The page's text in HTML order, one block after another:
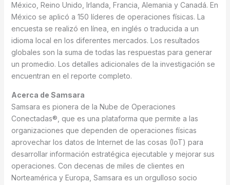
México, Reino Unido, Irlanda, Francia, Alemania y Canadá. En
México se aplicó a 150 líderes de operaciones físicas. La
encuesta se realizó en línea, en inglés o traducida a un
idioma local en los diferentes mercados. Los resultados
globales son la suma de todas las respuestas para generar
un promedio. Los detalles adicionales de la investigación se
encuentran en el reporte completo.
Acerca de Samsara
Samsara es pionera de la Nube de Operaciones
Conectadas®, que es una plataforma que permite a las
organizaciones que dependen de operaciones físicas
aprovechar los datos de Internet de las cosas (IoT) para
desarrollar información estratégica ejecutable y mejorar sus
operaciones. Con decenas de miles de clientes en
Norteamérica y Europa, Samsara es un orgulloso socio